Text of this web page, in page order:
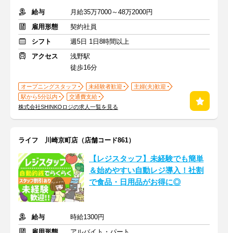
給与
月給35万7000～48万2000円
雇用形態
契約社員
シフト
週5日 1日8時間以上
アクセス
浅野駅
徒歩16分
オープニングスタッフ 未経験者歓迎
主婦(夫)歓迎
駅から5分以内
交通費支給
株式会社SHINKOロジの求人一覧を見る
ライフ 川崎京町店（店舗コード861）
【レジスタッフ】未経験でも簡単
＆始めやすい自動レジ導入！社割
で食品・日用品がお得に◎
給与
時給1300円